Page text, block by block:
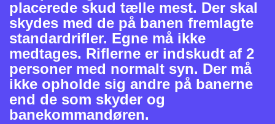
placerede skud tælle mest. Der skal
skydes med de på banen fremlagte
standardrifler. Egne må ikke
medtages. Riflerne er indskudt af 2
personer med normalt syn. Der må
ikke opholde sig andre på banerne
end de som skyder og
banekommandøren.